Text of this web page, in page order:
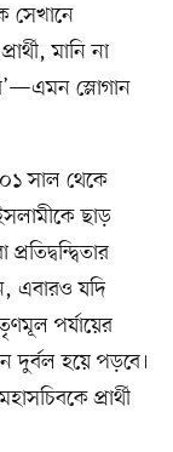
সেখানে
মানি না
স্লোগান
সাল থেকে
ছাড়
এবারও যদি
পর্যায়ের
দুর্বল হয়ে পড়বে।
প্রার্থী